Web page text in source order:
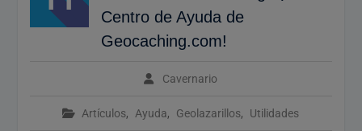
Calendario de Eventos
Geocaching 2026
Evento del 1 de mayo de
Centro de Ayuda de
Geocaching.com!
Cavernario
Artículos, Ayuda, Geolazarillos, Utilidades